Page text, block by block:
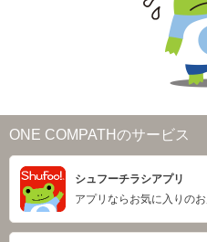
ONE COMPATHのサービス
シュフーチラシアプリ
アプリならお気に入りの